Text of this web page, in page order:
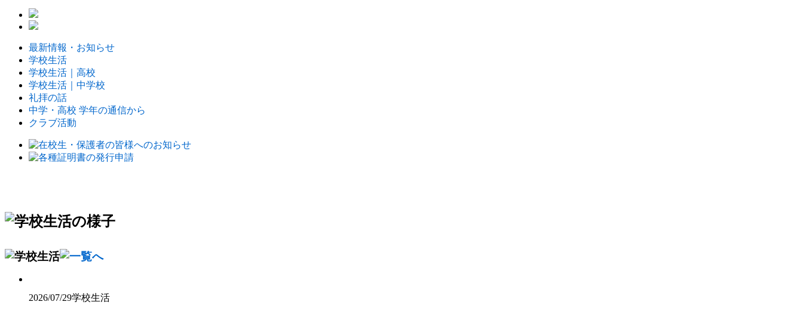
最新情報・お知らせ
学校生活
学校生活｜高校
学校生活｜中学校
礼拝の話
中学・高校 学年の通信から
クラブ活動
2026/07/29学校生活